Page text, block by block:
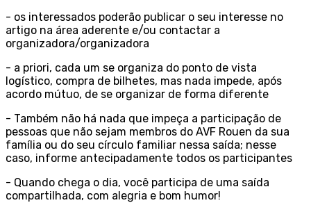
- os interessados poderão publicar o seu interesse no
artigo na área aderente e/ou contactar a
organizadora/organizadora
- a priori, cada um se organiza do ponto de vista
logístico, compra de bilhetes, mas nada impede, após
acordo mútuo, de se organizar de forma diferente
- Também não há nada que impeça a participação de
pessoas que não sejam membros do AVF Rouen da sua
família ou do seu círculo familiar nessa saída; nesse
caso, informe antecipadamente todos os participantes
- Quando chega o dia, você participa de uma saída
compartilhada, com alegria e bom humor!